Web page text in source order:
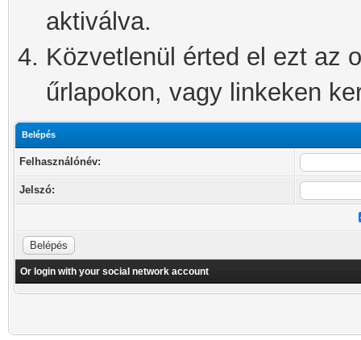
aktiválva.
Közvetlenül érted el ezt az
űrlapokon, vagy linkeken
Belépés
Felhasználónév:
Jelszó:
Or login with your social network account